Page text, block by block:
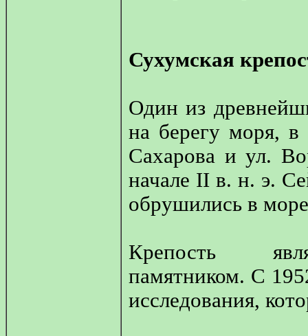
Сухумская
Один из
на берегу моря,
Сахарова и ул.
начале II в. н. э.
обрушились в
Крепость
памятником. С
исследования,